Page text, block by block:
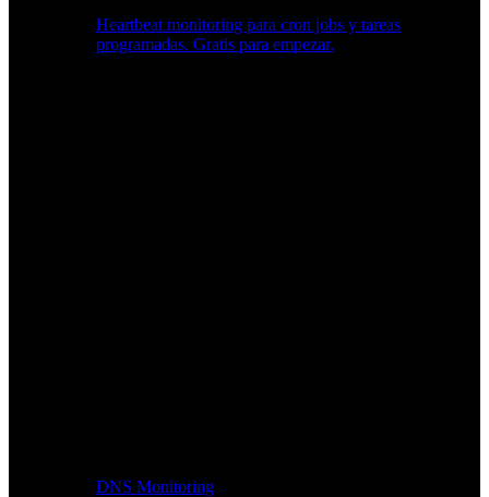
Heartbeat monitoring para cron jobs y tareas
programadas. Gratis para empezar.
DNS Monitoring